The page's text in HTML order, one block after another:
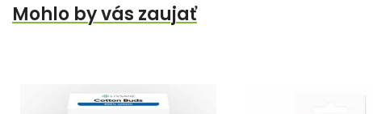
Mohlo by vás zaujať